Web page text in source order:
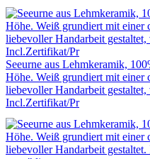
Seeurne aus Lehmkeramik,
Höhe. Weiß grundiert mit einer
liebevoller Handarbeit
Incl.Zertifikat/Pr